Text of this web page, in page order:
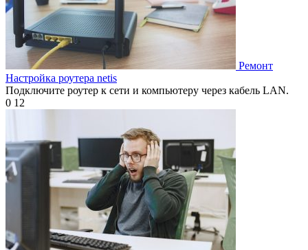
Ремонт
Настройка роутера netis
Подключите роутер к сети и компьютеру через кабель LAN.
0 12